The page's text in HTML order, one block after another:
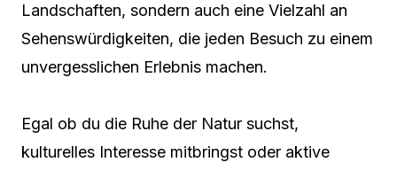
Landschaften, sondern auch eine Vielzahl an
Sehenswürdigkeiten, die jeden Besuch zu einem
unvergesslichen Erlebnis machen.
Egal ob du die Ruhe der Natur suchst,
kulturelles Interesse mitbringst oder aktive